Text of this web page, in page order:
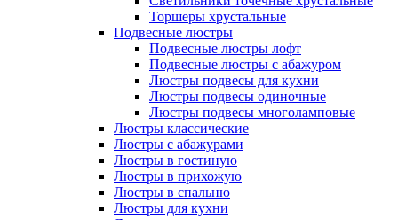
Торшеры хрустальные
Подвесные люстры
Подвесные люстры лофт
Подвесные люстры с абажуром
Люстры подвесы для кухни
Люстры подвесы одиночные
Люстры подвесы многоламповые
Люстры классические
Люстры с абажурами
Люстры в гостиную
Люстры в прихожую
Люстры в спальню
Люстры для кухни